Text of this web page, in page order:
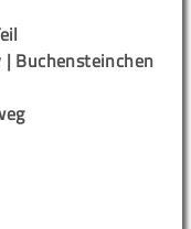
Buchensteinchen